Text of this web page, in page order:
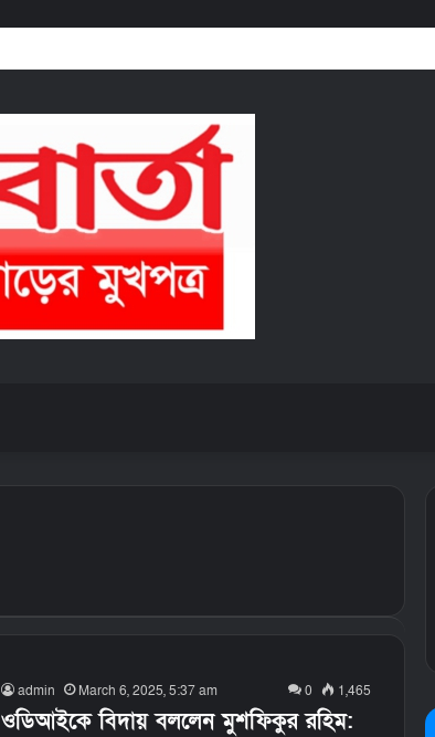
admin March 6, 2025, 5:37 am 0 1,465
ওডিআইকে বিদায় বললেন মুশফিকুর রহিম: